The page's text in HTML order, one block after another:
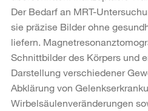
Der Bedarf an MRT-
sie präzise Bilder ohne
liefern.
Schnittbilder des Körpers und
Darstellung verschiedener
Abklärung von
Wirbelsäulenveränderungen